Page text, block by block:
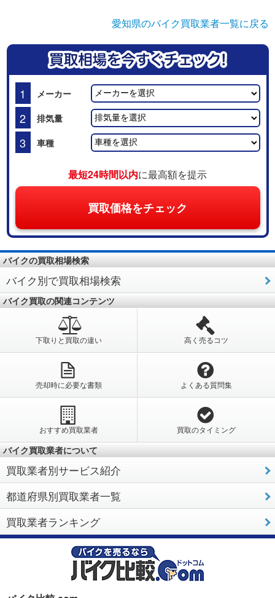
愛知県のバイク買取業者一覧に戻る
1 メーカー
2 排気量
3 車種
最短24時間以内に最高額を提示
買取価格をチェック
バイクの買取相場検索
バイク別で買取相場検索
バイク買取の関連コンテンツ
下取りと買取の違い 高く売るコツ
売却時に必要な書類 よくある質問集
おすすめ買取業者 買取のタイミング
バイク買取業者について
買取業者別サービス紹介
都道府県別買取業者一覧
買取業者ランキング